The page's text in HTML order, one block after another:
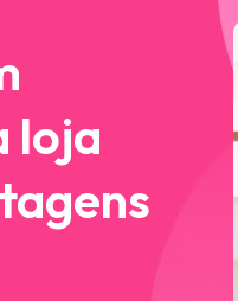
loja